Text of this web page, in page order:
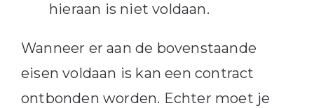
hieraan is niet voldaan.
Wanneer er aan de bovenstaande
eisen voldaan is kan een contract
ontbonden worden. Echter moet je